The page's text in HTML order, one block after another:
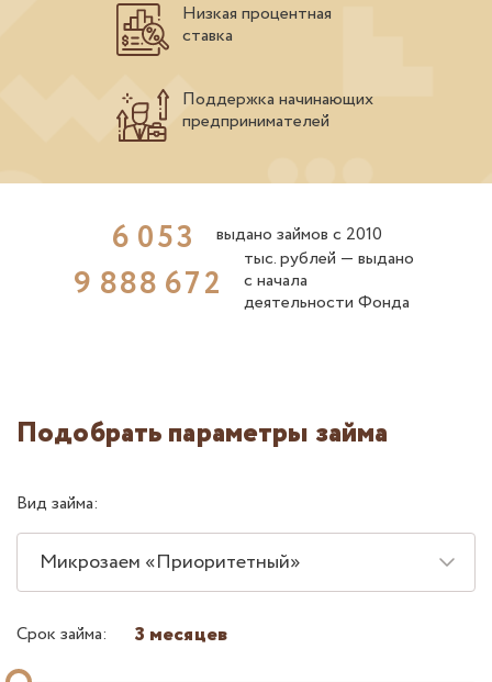
Низкая процентная
ставка
Поддержка начинающих
предпринимателей
6 053 выдано займов с 2010
9 888 672
тыс. рублей ― выдано
с начала
деятельности Фонда
Подобрать параметры займа
Вид займа:
Микрозаем «Приоритетный»
Срок займа: 3 месяцев